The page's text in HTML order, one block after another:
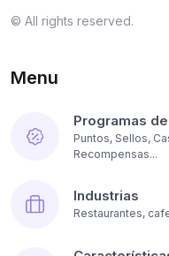
© All rights reserved.
Menu
Programas
Puntos, Sellos,
Recompensas...
Industrias
Restaurantes,